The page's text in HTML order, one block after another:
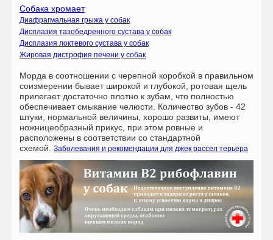
Собака хромает
Диафрагмальная грыжа у собак
Дисплазия тазобедренного сустава у собак
Дисплазия локтевого сустава у собак
Жировая дистрофия печени у собак
Морда в соотношении с черепной коробкой в правильном
соизмерении бывает широкой и глубокой, ротовая щель
прилегает достаточно плотно к зубам, что полностью
обеспечивает смыкание челюсти. Количество зубов - 42
штуки, нормальной величины, хорошо развиты, имеют
ножницеобразный прикус, при этом ровные и
расположены в соответствии со стандартной
схемой. Заболевания и рекомендации для джек рассел терьера